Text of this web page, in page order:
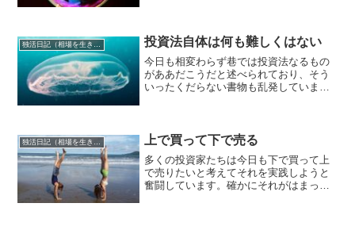
功裏に収まることは少ない...
投資法自体は何も難しくはない
今日も相変わらず巷では投資法なるもの
がああだこうだと述べられており、そう
いったくだらない書物も乱発していま
いうものはもう昔からすでに...
独活日記（相場を生き抜くために） 上で買って下で売る
多くの投資家たちは今日も下で買って上
で売りたいと考えてそれを実践しようと
奮闘しています。確かにそれがはまった